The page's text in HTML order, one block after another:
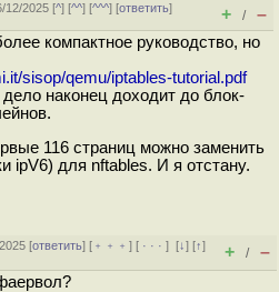
12/2025 [^] [^^] [^^^] [ответить]
+ / –
компактное руководство, но
sisop/qemu/iptables-tutorial.pdf
наконец доходит до блок-
116 страниц можно заменить
ipV6) для nftables. И я отстану.
[ответить] [ ﹢﹢﹢] [ · · ·][↓] [↑]
+ / –